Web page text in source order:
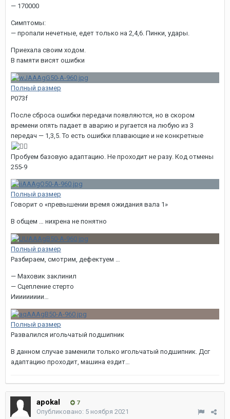
— 170000
Симптомы:
— пропали нечетные, едет только на 2,4,6. Пинки, удары.
Приехала своим ходом.
В памяти висят ошибки
Полный размер
P073f
После сброса ошибки передачи появляются, но в скором
времени опять падает в аварию и ругается на любую из 3
передач — 1,3,5. То есть ошибки плавающие и не конкретные
Пробуем базовую адаптацию. Не проходит не разу. Код отмены
255-9
Полный размер
Говорит о «превышении время ожидания вала 1»
В общем … нихрена не понятно
Полный размер
Разбираем, смотрим, дефектуем …
— Маховик заклинил
— Сцепление стерто
Иииииииии…
Полный размер
Развалился игольчатый подшипник
В данном случае заменили только игольчатый подшипник. Дсг
адаптацию проходит, машина ездит…
apokal 7
Опубликовано: 5 ноября 2021